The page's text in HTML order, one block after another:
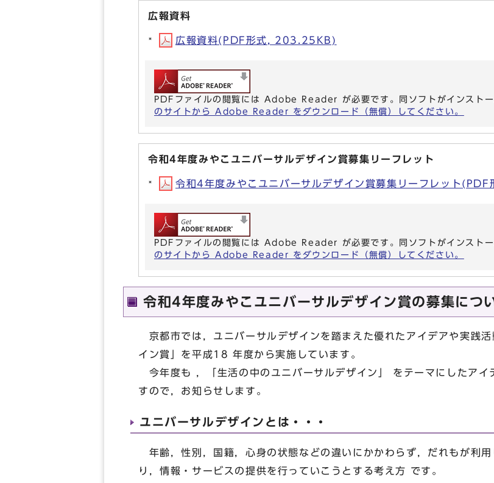
広報資料
広報資料(PDF形式, 203.25KB)
PDFファイルの閲覧には Adobe Reader が必要です。同ソフトがインスト
のサイトから Adobe Reader をダウンロード（無償）してください。
令和4年度みやこユニバーサルデザイン賞募集リーフレット
令和4年度みやこユニバーサルデザイン賞募集リーフレット
PDFファイルの閲覧には Adobe Reader が必要です。同ソフトがインスト
のサイトから Adobe Reader をダウンロード（無償）してください。
令和4年度みやこユニバーサルデザイン賞の募集につ
京都市では，ユニバーサルデザインを踏まえた優れたアイデアや実践
イン賞」を平成18 年度から実施しています。
今年度も ，「生活の中のユニバーサルデザイン」 をテーマにしたアイ
すので，お知らせします。
ユニバーサルデザインとは・・・
年齢，性別，国籍，心身の状態などの違いにかかわらず，だれもが利用
り，情報・サービスの提供を行っていこうとする考え方 です。